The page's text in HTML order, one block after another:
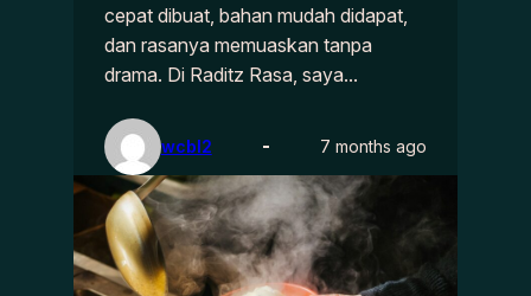
cepat dibuat, bahan mudah didapat,
dan rasanya memuaskan tanpa
drama. Di Raditz Rasa, saya…
wcbl2 7 months ago